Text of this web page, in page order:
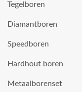
Tegelboren
Diamantboren
Speedboren
Hardhout boren
Metaalborenset